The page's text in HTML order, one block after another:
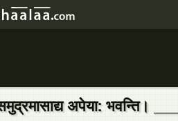
अपेया: भवन्ति।